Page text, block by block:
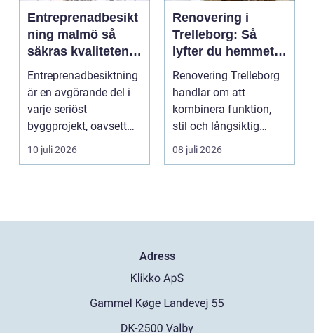
Entreprenadbesikt
ning malmö så
säkras kvaliteten i
byggprojekt
Entreprenadbesiktning
är en avgörande del i
varje seriöst
byggprojekt, oavsett
om det handlar om en
10 juli 2026
Renovering i
Trelleborg: Så
lyfter du hemmet
på ett smart sätt
Renovering Trelleborg
handlar om att
kombinera funktion,
stil och långsiktig
ekonomi i samma p...
08 juli 2026
Adress